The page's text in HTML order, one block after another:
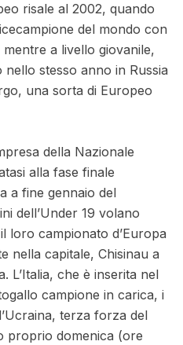
risale al 2002, quando
del mondo con
a livello giovanile,
stesso anno in Russia
una sorta di Europeo
della Nazionale
alla fase finale
a fine gennaio del
dell’Under 19 volano
loro campionato d’Europa
nella capitale, Chisinau a
L’Italia, che è inserita nel
campione in carica, i
terza forza del
proprio domenica (ore